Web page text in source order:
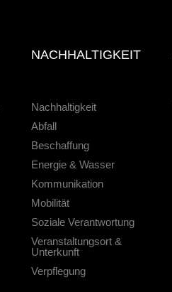
NACHHALTIGKEIT
Nachhaltigkeit
Abfall
Beschaffung
Energie & Wasser
Kommunikation
Mobilität
Soziale Verantwortung
Veranstaltungsort &
Unterkunft
Verpflegung